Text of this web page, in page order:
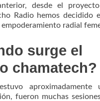
desde el
Radio hemos decidido
radial
surge el
chamatech?
fueron muchas